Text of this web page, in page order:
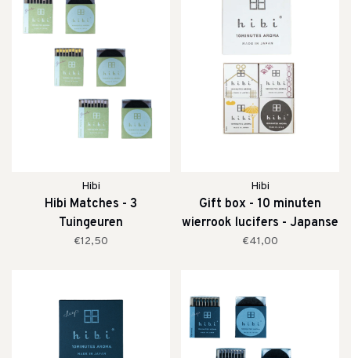
Hibi
Hibi Matches - 3
Tuingeuren
€12,50
Hibi
Gift box - 10 minuten
wierrook lucifers - Japanse
geuren
€41,00